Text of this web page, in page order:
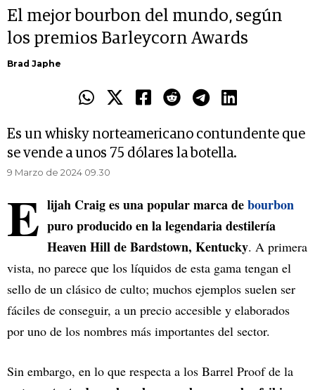
El mejor bourbon del mundo, según
los premios Barleycorn Awards
Brad Japhe
Es un whisky norteamericano contundente que
se vende a unos 75 dólares la botella.
9 Marzo de 2024 09.30
E lijah Craig es una popular marca debourbon
puro producido en la legendaria destilería
Heaven Hill de Bardstown, Kentucky. A primera
vista, no parece que los líquidos de esta gama tengan el
sello de un clásico de culto; muchos ejemplos suelen ser
fáciles de conseguir, a un precio accesible y elaborados
por uno de los nombres más importantes del sector.
Sin embargo, en lo que respecta a los Barrel Proof de la